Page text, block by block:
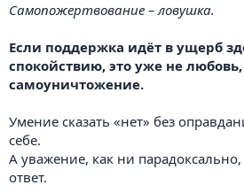
Самопожертвование – ловушка.
Если поддержка идёт в ущерб
спокойствию, это уже не
самоуничтожение.
Умение сказать «нет» без
себе.
А уважение, как ни
ответ.